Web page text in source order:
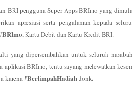
BRI pengguna Super Apps BRImo yang
apresiasi serta pengalaman kepada
, Kartu Debit dan Kartu Kredit BRI.
yang dipersembahkan untuk seluruh
BRImo, tentu sayang melewatkan
karena#BerlimpahHadiahdonk.